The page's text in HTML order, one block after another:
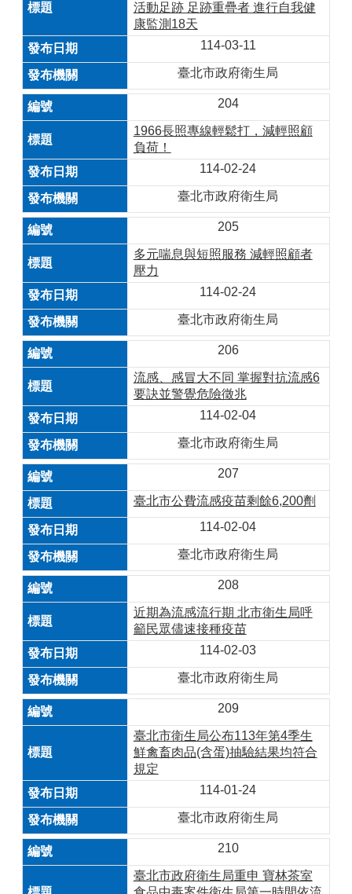
活動足跡 足跡重疊者 進行自我健
康監測18天
114-03-11
臺北市政府衛生局
204
1966長照專線輕鬆打，減輕照顧
負荷！
114-02-24
臺北市政府衛生局
205
多元喘息與短照服務 減輕照顧者
壓力
114-02-24
臺北市政府衛生局
206
流感、感冒大不同 掌握對抗流感6
要訣並警覺危險徵兆
114-02-04
臺北市政府衛生局
207
臺北市公費流感疫苗剩餘6,200劑
114-02-04
臺北市政府衛生局
208
近期為流感流行期 北市衛生局呼
籲民眾儘速接種疫苗
114-02-03
臺北市政府衛生局
209
臺北市衛生局公布113年第4季生
鮮禽畜肉品(含蛋)抽驗結果均符合
規定
114-01-24
臺北市政府衛生局
210
臺北市政府衛生局重申 寶林茶室